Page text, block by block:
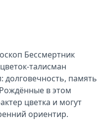
Бессмертник
талисман
долговечность, память
в этом
цветка и могут
ориентир.